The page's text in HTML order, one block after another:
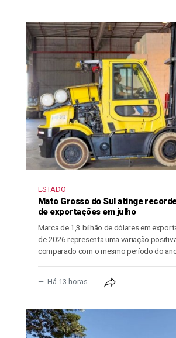
ESTADO
Mato Grosso do Sul atinge
de exportações em julho
Marca de 1,3 bilhão de dólares em
de 2026 representa uma variação
comparado com o mesmo período do
Há 13 horas